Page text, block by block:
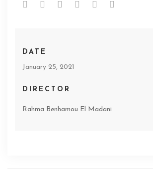
DATE
January 25, 2021
DIRECTOR
Rahma Benhamou El Madani